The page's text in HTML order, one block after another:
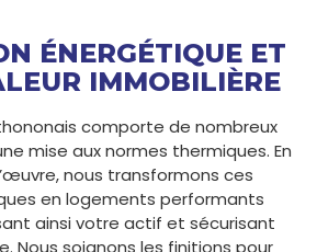
ÉNERGÉTIQUE ET
IMMOBILIÈRE
comporte de nombreux
mise aux normes thermiques. En
nous transformons ces
en logements performants
ainsi votre actif et sécurisant
Nous soignons les finitions pour